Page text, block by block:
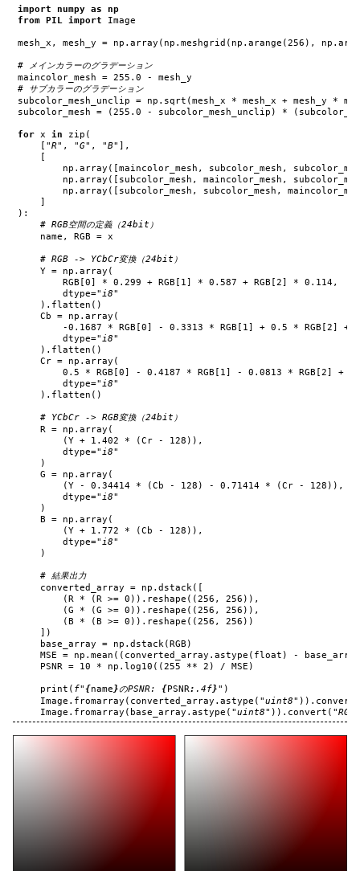
import numpy as
np
from PIL import Image
mesh_x , mesh_y = np . array ( np . meshgrid ( np . arange (256 ), np .
# メインカラーのグラデーション
maincolor_mesh
= 255.0 -
mesh_y
# サブカラーのグラデーション
subcolor_mesh_unclip
= np . sqrt (mesh_x * mesh_x + mesh_y *
subcolor_mesh
= (255.0 - subcolor_mesh_unclip ) * (
for x in zip (
[ "R" , "G" , "B" ],
[
np . array ([maincolor_mesh , subcolor_mesh ,
np . array ([ subcolor_mesh , maincolor_mesh ,
np . array ([ subcolor_mesh , subcolor_mesh ,
]
):
# RGB空間の定義（24bit）
name , RGB = x
# RGB -> YCbCr変換（24bit）
Y = np . array (
RGB [0] * 0.299 + RGB [ 1 ] * 0.587 + RGB [2] * 0.114,
dtype="i8"
) . flatten ()
Cb
= np . array (
-0.1687 * RGB [0] - 0.3313 * RGB [ 1 ] + 0.5 * RGB [2] +
dtype="i8"
) . flatten ()
Cr = np . array (
0.5
* RGB [0] - 0.4187 * RGB [ 1 ] - 0.0813 * RGB [2] +
dtype="i8"
) . flatten ()
# YCbCr -> RGB変換（24bit）
R
= np . array (
(Y + 1.402 * (Cr - 128 )),
dtype="i8"
)
G
= np . array (
(Y - 0.34414 * (Cb - 128 ) - 0.71414 * (Cr - 128 )),
dtype="i8"
)
B
= np . array (
(Y + 1.772 * (Cb - 128 )),
dtype="i8"
)
# 結果出力
converted_array
= np . dstack ([
(R * (R >= 0 )) . reshape ((256 , 256 )),
(G * (G >= 0 )) . reshape ((256 , 256 )),
(B * (B >= 0 )) . reshape ((256 , 256 ))
])
base_array
= np . dstack (RGB )
MSE
= np . mean (( converted_array . astype ( float ) -
base_array
PSNR
= 10 * np . log10 ((255 ** 2 ) / MSE )
print ( f"{name}のPSNR: {PSNR : .4f}" )
Image . fromarray ( converted_array . astype ( "uint8" )) . convert
Image . fromarray ( base_array . astype ( "uint8" )) . convert ( "RGB"